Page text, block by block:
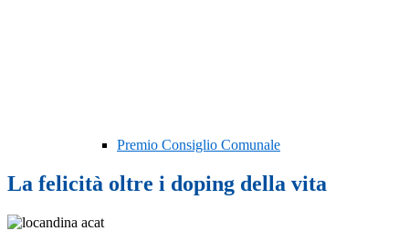
Premio Consiglio Comunale
La felicità oltre i doping della vita